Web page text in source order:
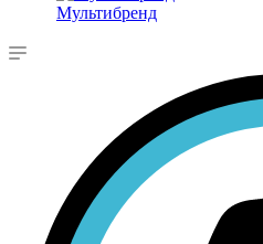
Мультибренд